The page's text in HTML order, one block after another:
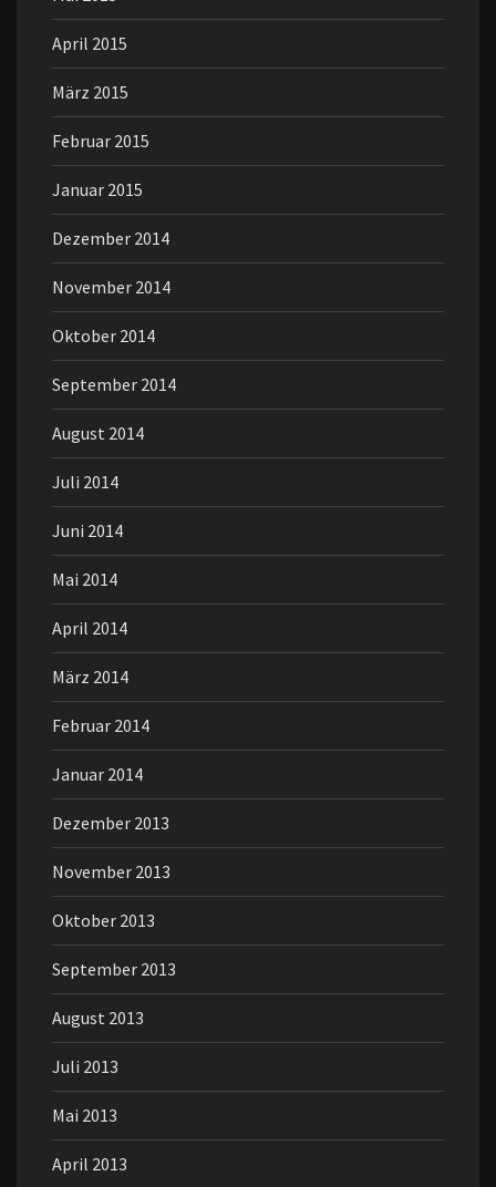
April 2015
März 2015
Februar 2015
Januar 2015
Dezember 2014
November 2014
Oktober 2014
September 2014
August 2014
Juli 2014
Juni 2014
Mai 2014
April 2014
März 2014
Februar 2014
Januar 2014
Dezember 2013
November 2013
Oktober 2013
September 2013
August 2013
Juli 2013
Mai 2013
April 2013